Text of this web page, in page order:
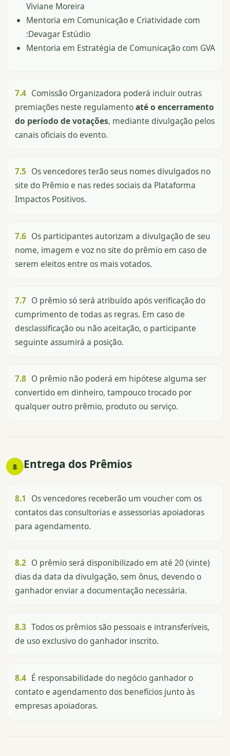
Viviane Moreira
Mentoria em Comunicação e Criatividade com
:Devagar Estúdio
Mentoria em Estratégia de Comunicação com GVA
7.4 Comissão Organizadora poderá incluir outras
premiações neste regulamentoaté o encerramento
do período de votações, mediante divulgação pelos
canais oficiais do evento.
7.5 Os vencedores terão seus nomes divulgados no
site do Prêmio e nas redes sociais da Plataforma
Impactos Positivos.
7.6 Os participantes autorizam a divulgação de seu
nome, imagem e voz no site do prêmio em caso de
serem eleitos entre os mais votados.
7.7 O prêmio só será atribuído após verificação do
cumprimento de todas as regras. Em caso de
desclassificação ou não aceitação, o participante
seguinte assumirá a posição.
7.8 O prêmio não poderá em hipótese alguma ser
convertido em dinheiro, tampouco trocado por
qualquer outro prêmio, produto ou serviço.
8 Entrega dos Prêmios
8.1 Os vencedores receberão um voucher com os
contatos das consultorias e assessorias apoiadoras
para agendamento.
8.2 O prêmio será disponibilizado em até 20 (vinte)
dias da data da divulgação, sem ônus, devendo o
ganhador enviar a documentação necessária.
8.3 Todos os prêmios são pessoais e intransferíveis,
de uso exclusivo do ganhador inscrito.
8.4 É responsabilidade do negócio ganhador o
contato e agendamento dos benefícios junto às
empresas apoiadoras.